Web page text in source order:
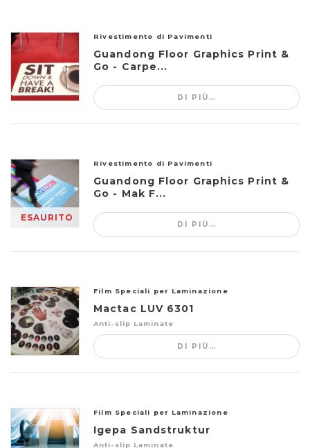
Rivestimento di Pavimenti
Guandong Floor Graphics Print &
Go - Carpe...
DI PIÙ…
ESAURITO
Rivestimento di Pavimenti
Guandong Floor Graphics Print &
Go - Mak F...
DI PIÙ…
Film Speciali per Laminazione
Mactac LUV 6301
Anti-slip Laminate
DI PIÙ…
Film Speciali per Laminazione
Igepa Sandstruktur
Anti-slip Laminate